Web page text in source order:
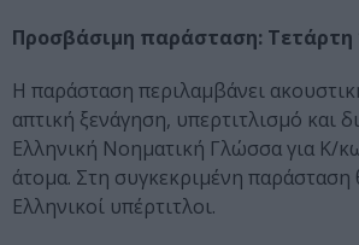
Προσβάσιμη παράσταση: Τετάρτη
Η παράσταση περιλαμβάνει
απτική ξενάγηση, υπερτιτλισμό και
Ελληνική Νοηματική Γλώσσα για Κ/
άτομα. Στη συγκεκριμένη
Ελληνικοί υπέρτιτλοι.